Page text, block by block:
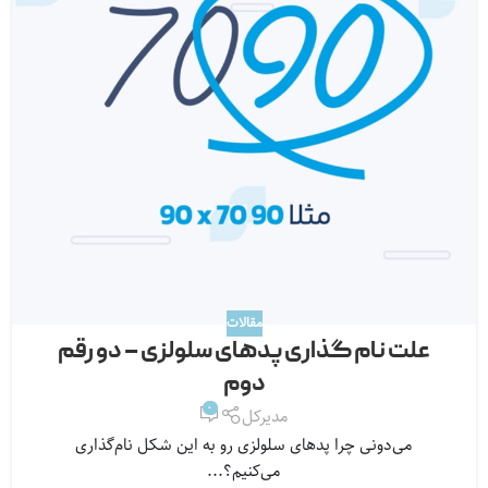
مقالات
علت نام گذاری پدهای سلولزی – دو رقم
دوم
مدیرکل 0
می‌دونی چرا پدهای سلولزی رو به این شکل نام‌گذاری
می‌کنیم؟...